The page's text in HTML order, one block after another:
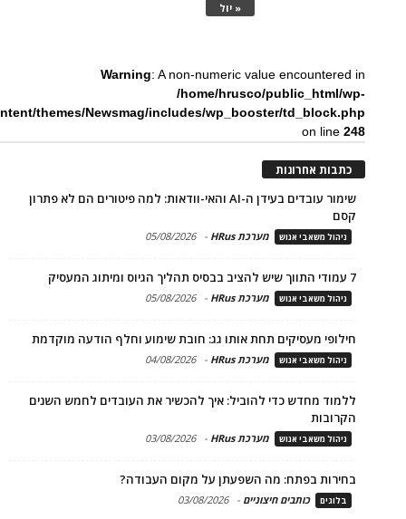
« יול
Warning: A non-numeric value encountered in
/home/hrusco/public_html/wp-
themes/Newsmag/includes/wp_booster/td_block.php
on line248
כתבות אחרונות
שימור עובדים בעידן ה-AI והאי-וודאות: למה פיטורים הם לא פתרון
קסם
ניהול משאבי אנוש מערכת HRus -
05/08/2026
7 עמודי התווך שיש להציב בבסיס תהליך הגיוס ומיתוג המעסיק
ניהול משאבי אנוש מערכת HRus -
05/08/2026
חילופי מעסיקים תחת אותו גג: חובת שימוע וחלף הודעה מוקדמת
ניהול משאבי אנוש מערכת HRus -
04/08/2026
ללמוד מחדש כדי להוביל: איך להכשיר את העובדים לחמש השנים
הקרובות
ניהול משאבי אנוש מערכת HRus -
03/08/2026
בחירות בפתח: מה השפעתן על מקום העבודה?
בלוגים כותבים חיצוניים -
03/08/2026